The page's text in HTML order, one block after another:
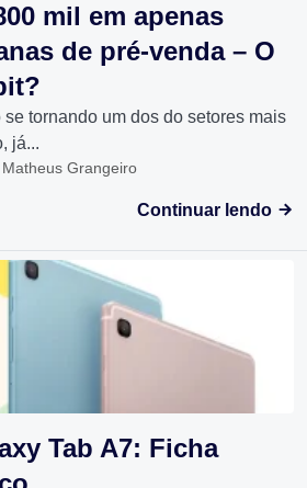
mil em apenas
de pré-venda – O
tornando um dos do setores mais
já...
Grangeiro
Continuar lendo
Tab A7: Ficha